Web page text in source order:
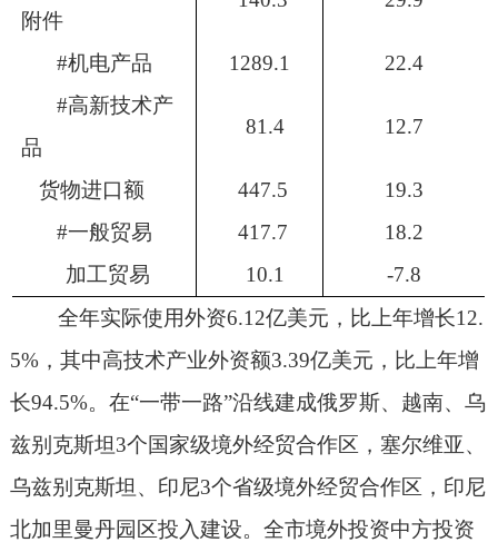
附件
#机电产品 1289.1
22.4
#高新技术产
品
81.4 12.7
货物进口额 447.5
19.3
#一般贸易 417.7
18.2
加工贸易
10.1
-7.8
全年实际使用外资6.12亿美元，比上年增长12.
5%，其中高技术产业外资额3.39亿美元，比上年增
长94.5%。在“一带一路”沿线建成俄罗斯、越南、乌
兹别克斯坦3个国家级境外经贸合作区，塞尔维亚、
乌兹别克斯坦、印尼3个省级境外经贸合作区，印尼
北加里曼丹园区投入建设。全市境外投资中方投资